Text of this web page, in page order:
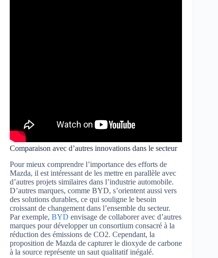
Comparaison avec d’autres innovations dans le secteur
Pour mieux comprendre l’importance des efforts de
Mazda, il est intéressant de les mettre en parallèle avec
d’autres projets similaires dans l’industrie automobile.
D’autres marques, comme BYD, s’orientent aussi vers
des solutions durables, ce qui souligne le besoin
croissant de changement dans l’ensemble du secteur.
Par exemple, BYD envisage de collaborer avec d’autres
marques pour développer un consortium consacré à la
réduction des émissions de CO2. Cependant, la
proposition de Mazda de capturer le dioxyde de carbone
à la source représente un saut qualitatif inégalé.